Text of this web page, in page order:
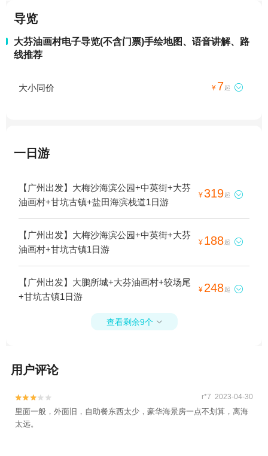
导览
大芬油画村电子导览(不含门票)手绘地图、语音讲解、路
线推荐
大小同价 ¥ 7起 
一日游
【广州出发】大梅沙海滨公园+中英街+大芬
油画村+甘坑古镇+盐田海滨栈道1日游
¥319起 
【广州出发】大梅沙海滨公园+中英街+大芬
油画村+甘坑古镇1日游
¥ 188起 
【广州出发】大鹏所城+大芬油画村+较场尾
+甘坑古镇1日游
¥ 248起 
查看剩余9个 
用户评论

 r*7 2023-04-30
里面一般，外面旧，自助餐东西太少，豪华海景房一点不划算，离海
太远。